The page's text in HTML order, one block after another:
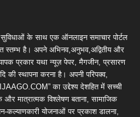
के साथ एक ऑनलाइन समाचार पोर्टल
स्तम्भ है। अपने अभिनव,अनुभव,अद्वितीय और
प्रकार यथा न्यूज़ पेपर, मैगजीन, प्रसारण
की स्थापना करना है। अपनी परिपक्व,
का उद्देश्य देशहित में सच्ची
मात्रात्मक विश्लेषण बताना, सामाजिक
योजनाओं पर प्रकाश डालना,